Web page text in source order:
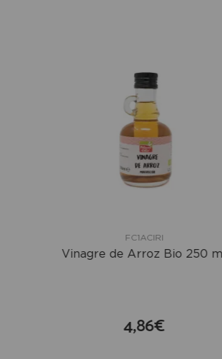
FC1ACIRI
Vinagre de Arroz Bio 250
4,86€